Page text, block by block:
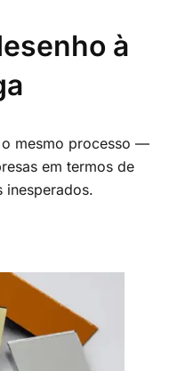
à
o mesmo processo —
em termos de
inesperados.